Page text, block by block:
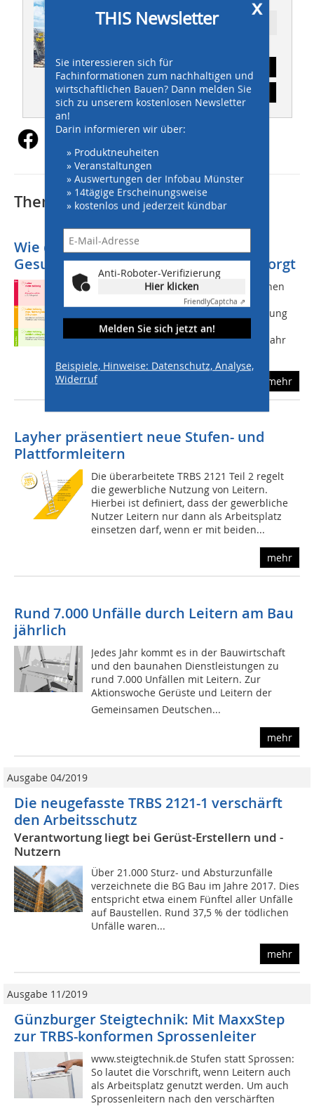
Ressort: AKTUELL
Abonnement
Inhaltsverzeichnis
x
THIS Newsletter
Sie interessieren sich für
Fachinformationen zum nachhaltigen und
wirtschaftlichen Bauen? Dann melden Sie
sich zu unserem kostenlosen Newsletter
an!
Darin informieren wir über:
» Produktneuheiten
» Veranstaltungen
» Auswertungen der Infobau Münster
» 14tägige Erscheinungsweise
» kostenlos und jederzeit kündbar
Anti-Roboter-Verifizierung
Hier klicken
FriendlyCaptcha ⇗
Melden Sie sich jetzt an!
Beispiele, Hinweise: Datenschutz, Analyse,
Widerruf
Thematisch passende Artikel:
Wie die TRBS 2121-2 für optimalen
Gesundheitsschutz am Arbeitsplatz sorgt
Leiterunfälle nehmen nach wie vor einen
Spitzenplatz in den deutschen
Unfallstatistiken ein: Laut einer Erhebung
der Deutschen Gesetzlichen
Unfallversicherung (DGUV) gab es im Jahr
mehr
Layher präsentiert neue Stufen- und
Plattformleitern
Die überarbeitete TRBS 2121 Teil 2 regelt
die gewerbliche Nutzung von Leitern.
Hierbei ist definiert, dass der gewerbliche
Nutzer Leitern nur dann als Arbeitsplatz
einsetzen darf, wenn er mit beiden...
mehr
Rund 7.000 Unfälle durch Leitern am Bau
jährlich
Jedes Jahr kommt es in der Bauwirtschaft
und den baunahen Dienstleistungen zu
rund 7.000 Unfällen mit Leitern. Zur
Aktionswoche Gerüste und Leitern der
Gemeinsamen Deutschen...
mehr
Ausgabe 04/2019
Die neugefasste TRBS 2121-1 verschärft
den Arbeitsschutz
Verantwortung liegt bei Gerüst-Erstellern und -
Nutzern
Über 21.000 Sturz- und Absturzunfälle
verzeichnete die BG Bau im Jahre 2017. Dies
entspricht etwa einem Fünftel aller Unfälle
auf Baustellen. Rund 37,5 % der tödlichen
Unfälle waren...
mehr
Ausgabe 11/2019
Günzburger Steigtechnik: Mit MaxxStep
zur TRBS-konformen Sprossenleiter
www.steigtechnik.de Stufen statt Sprossen:
So lautet die Vorschrift, wenn Leitern auch
als Arbeitsplatz genutzt werden. Um auch
Sprossenleitern nach den verschärften